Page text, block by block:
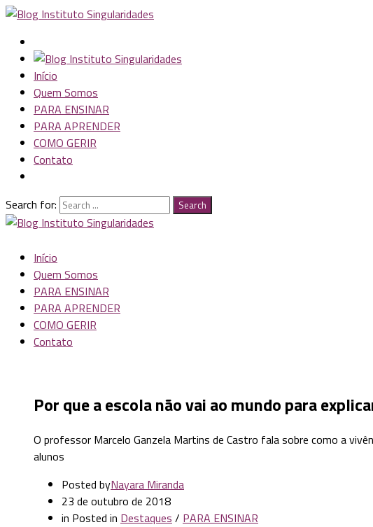
Início
Quem Somos
PARA ENSINAR
PARA APRENDER
COMO GERIR
Contato
Search for: Search
Início
Quem Somos
PARA ENSINAR
PARA APRENDER
COMO GERIR
Contato
Por que a escola não vai ao mundo para
O professor Marcelo Ganzela Martins de Castro fala sobre como a
alunos
Posted byNayara Miranda
23 de outubro de 2018
in Posted in Destaques / PARA ENSINAR